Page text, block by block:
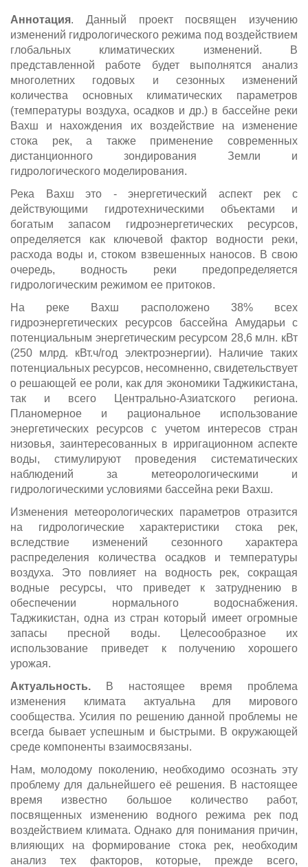
Аннотация. Данный проект посвящен изучению
изменений гидрологического режима под воздействием
глобальных климатических изменений. В
представленной работе будет выполнятся анализ
многолетних годовых и сезонных изменений
количества основных климатических параметров
(температуры воздуха, осадков и др.) в бассейне реки
Вахш и нахождения их воздействие на изменение
стока рек, а также применение современных
дистанционного зондирования Земли и
гидрологического моделирования.
Река Вахш это - энергетический аспект рек с
действующими гидротехническими объектами и
богатым запасом гидроэнергетических ресурсов,
определяется как ключевой фактор водности реки,
расхода воды и, стоком взвешенных наносов. В свою
очередь, водность реки предопределяется
гидрологическим режимом ее притоков.
На реке Вахш расположено 38% всех
гидроэнергетических ресурсов бассейна Амударьи с
потенциальным энергетическим ресурсом 28,6 млн. кВт
(250 млрд. кВт.ч/год электроэнергии). Наличие таких
потенциальных ресурсов, несомненно, свидетельствует
о решающей ее роли, как для экономики Таджикистана,
так и всего Центрально-Азиатского региона.
Планомерное и рациональное использование
энергетических ресурсов с учетом интересов стран
низовья, заинтересованных в ирригационном аспекте
воды, стимулируют проведения систематических
наблюдений за метеорологическими и
гидрологическими условиями бассейна реки Вахш.
Изменения метеорологических параметров отразится
на гидрологические характеристики стока рек,
вследствие изменений сезонного характера
распределения количества осадков и температуры
воздуха. Это повлияет на водность рек, сокращая
водные ресурсы, что приведет к затруднению в
обеспечении нормального водоснабжения.
Таджикистан, одна из стран который имеет огромные
запасы пресной воды. Целесообразное их
использование приведет к получению хорошего
урожая.
Актуальность.
В настоящее время проблема
изменения климата актуальна для мирового
сообщества. Усилия по решению данной проблемы не
всегда бывает успешным и быстрыми. В окружающей
среде компоненты взаимосвязаны.
Нам, молодому поколению, необходимо осознать эту
проблему для дальнейшего её решения. В настоящее
время известно большое количество работ,
посвященных изменению водного режима рек под
воздействием климата. Однако для понимания причин,
влияющих на формирование стока рек, необходим
анализ тех факторов, которые, прежде всего,